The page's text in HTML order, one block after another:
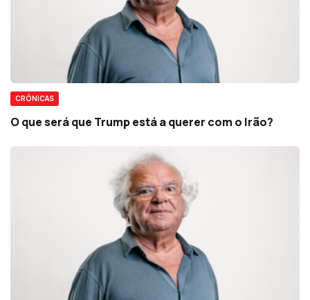
CRÓNICAS
O que será que Trump está a querer com o Irão?